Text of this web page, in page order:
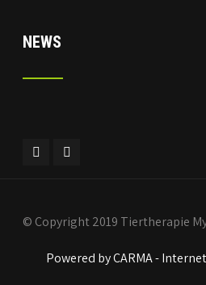
NEWS
© Copyright 2019 Tiertherapie
Powered by CARMA -